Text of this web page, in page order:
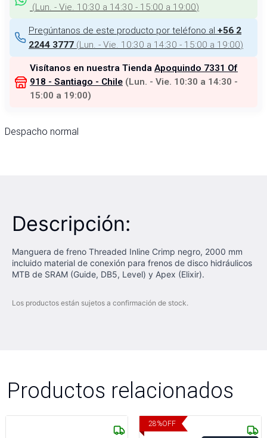
(Lun. - Vie. 10:30 a 14:30 - 15:00 a 19:00)
Pregúntanos de este producto por teléfono al +56 2
2244 3777 (Lun. - Vie. 10:30 a 14:30 - 15:00 a 19:00)
Visítanos en nuestra Tienda Apoquindo 7331 Of
918 - Santiago - Chile (Lun. - Vie. 10:30 a 14:30 -
15:00 a 19:00)
Despacho normal
Descripción:
Manguera de freno Threaded Inline Crimp negro, 2000 mm
incluido material de conexión para frenos de disco hidráulicos
MTB de SRAM (Guide, DB5, Level) y Apex (Elixir).
Los productos están sujetos a confirmación de stock.
Productos relacionados
28%OFF